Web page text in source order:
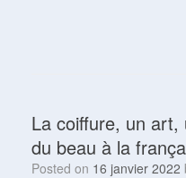
La coiffure, un
du beau à la
Posted on 16 janvier 2022